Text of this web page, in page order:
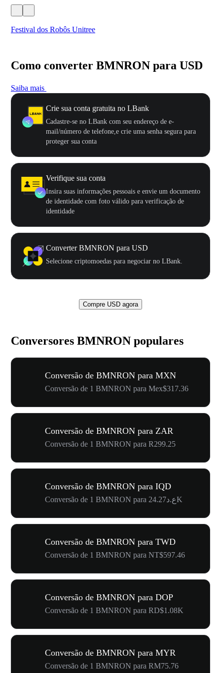
Festival dos Robôs Unitree
Como converter BMNRON para USD
Saiba mais
Crie sua conta gratuita no LBank
Cadastre-se no LBank com seu endereço de e-
mail/número de telefone,e crie uma senha segura para
proteger sua conta
Verifique sua conta
Insira suas informações pessoais e envie um documento
de identidade com foto válido para verificação de
identidade
Converter BMNRON para USD
Selecione criptomoedas para negociar no LBank.
Compre USD agora
Conversores BMNRON populares
Conversão de BMNRON para MXN
Conversão de 1 BMNRON para Mex$317.36
Conversão de BMNRON para ZAR
Conversão de 1 BMNRON para R299.25
Conversão de BMNRON para IQD
Conversão de 1 BMNRON para ع.د24.27K
Conversão de BMNRON para TWD
Conversão de 1 BMNRON para NT$597.46
Conversão de BMNRON para DOP
Conversão de 1 BMNRON para RD$1.08K
Conversão de BMNRON para MYR
Conversão de 1 BMNRON para RM75.76